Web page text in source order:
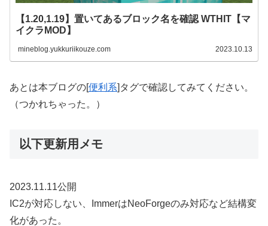
【1.20,1.19】置いてあるブロック名を確認 WTHIT【マ
イクラMOD】
mineblog.yukkuriikouze.com 2023.10.13
あとは本ブログの[便利系]タグで確認してみてください。
（つかれちゃった。）
以下更新用メモ
2023.11.11公開
IC2が対応しない、ImmerはNeoForgeのみ対応など結構変
化があった。